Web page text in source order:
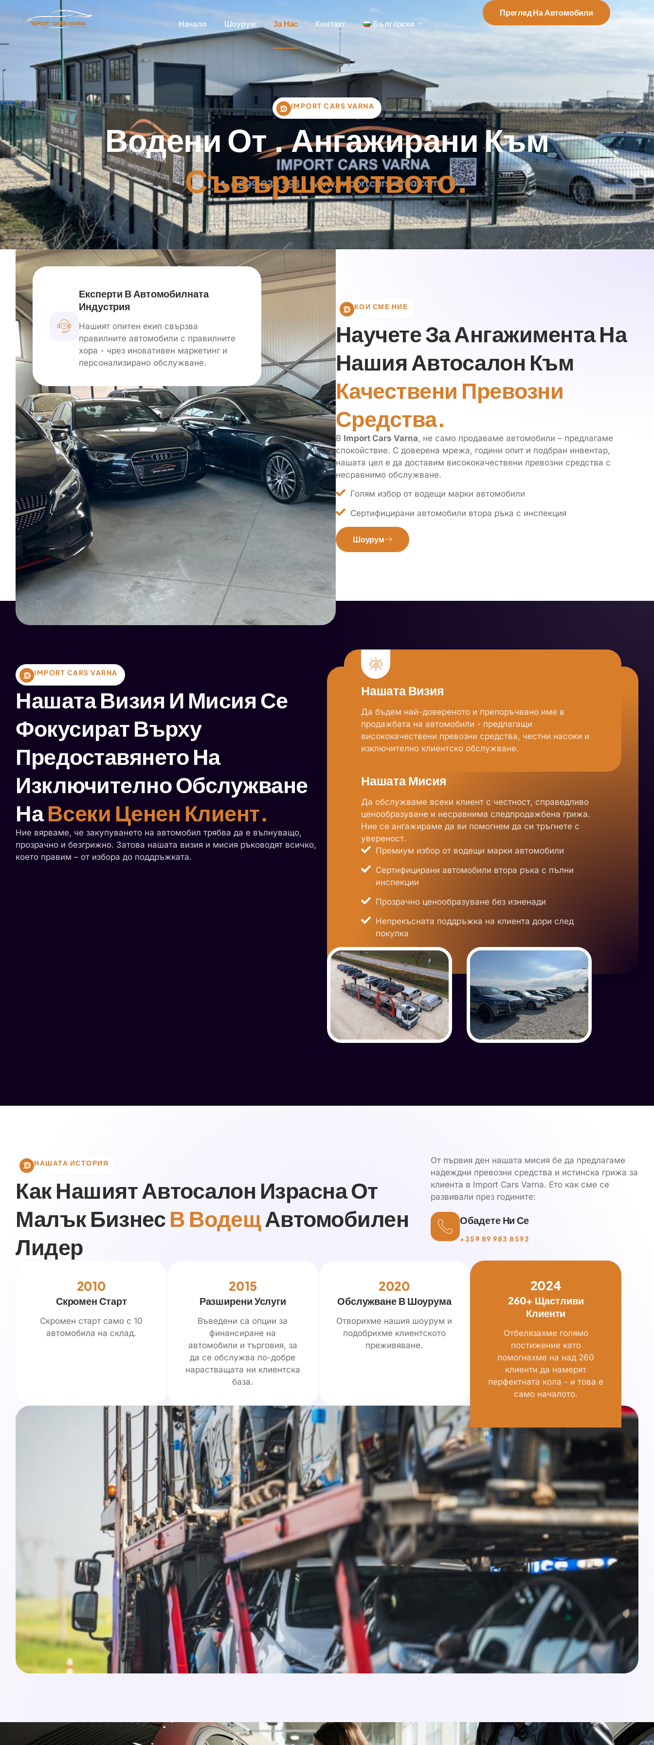
Начало Шоурум За Нас Контакт Български
Преглед На Автомобили
IMPORT CARS VARNA
Водени От . Ангажирани Към
Съвършенството.
Експерти В Автомобилната
Индустрия
Нашият опитен екип свързва
правилните автомобили с правилните
хора - чрез иновативен маркетинг и
персонализирано обслужване.
КОИ СМЕ НИЕ
Научете За Ангажимента На
Нашия Автосалон Към
Качествени Превозни
Средства.
В Import Cars Varna, не само продаваме автомобили – предлагаме
спокойствие. С доверена мрежа, години опит и подбран инвентар,
нашата цел е да доставим висококачествени превозни средства с
несравнимо обслужване.
Голям избор от водещи марки автомобили
Сертифицирани автомобили втора ръка с инспекция
Шоурум
IMPORT CARS VARNA
Нашата Визия И Мисия Се
Фокусират Върху
Предоставянето На
Изключително Обслужване
НаВсеки Ценен Клиент.
Ние вярваме, че закупуването на автомобил трябва да е вълнуващо,
прозрачно и безгрижно. Затова нашата визия и мисия ръководят всичко,
което правим – от избора до поддръжката.
Нашата Визия
Да бъдем най-довереното и препоръчвано име в
продажбата на автомобили - предлагащи
висококачествени превозни средства, честни насоки и
изключително клиентско обслужване.
Нашата Мисия
Да обслужваме всеки клиент с честност, справедливо
ценообразуване и несравнима следпродажбена грижа.
Ние се ангажираме да ви помогнем да си тръгнете с
увереност.
Премиум избор от водещи марки автомобили
Сертифицирани автомобили втора ръка с пълни
инспекции
Прозрачно ценообразуване без изненади
Непрекъсната поддръжка на клиента дори след
покупка
НАШАТА ИСТОРИЯ
Как Нашият Автосалон Израсна От
Малък БизнесВ ВодещАвтомобилен
Лидер
От първия ден нашата мисия бе да предлагаме
надеждни превозни средства и истинска грижа за
клиента в Import Cars Varna. Ето как сме се
развивали през годините:
Обадете Ни Се
+359 89 983 8593
2010
Скромен Старт
Скромен старт само с 10
автомобила на склад.
2015
Разширени Услуги
Въведени са опции за
финансиране на
автомобили и търговия, за
да се обслужва по-добре
нарастващата ни клиентска
база.
2020
Обслужване В Шоурума
Отворихме нашия шоурум и
подобрихме клиентското
преживяване.
2024
260+ Щастливи
Клиенти
Отбелязахме голямо
постижение като
помогнахме на над 260
клиенти да намерят
перфектната кола - и това е
само началото.